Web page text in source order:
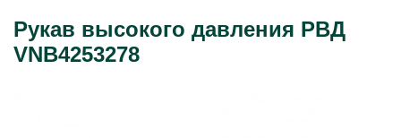
Рукав высокого давления РВД
VNB4253278